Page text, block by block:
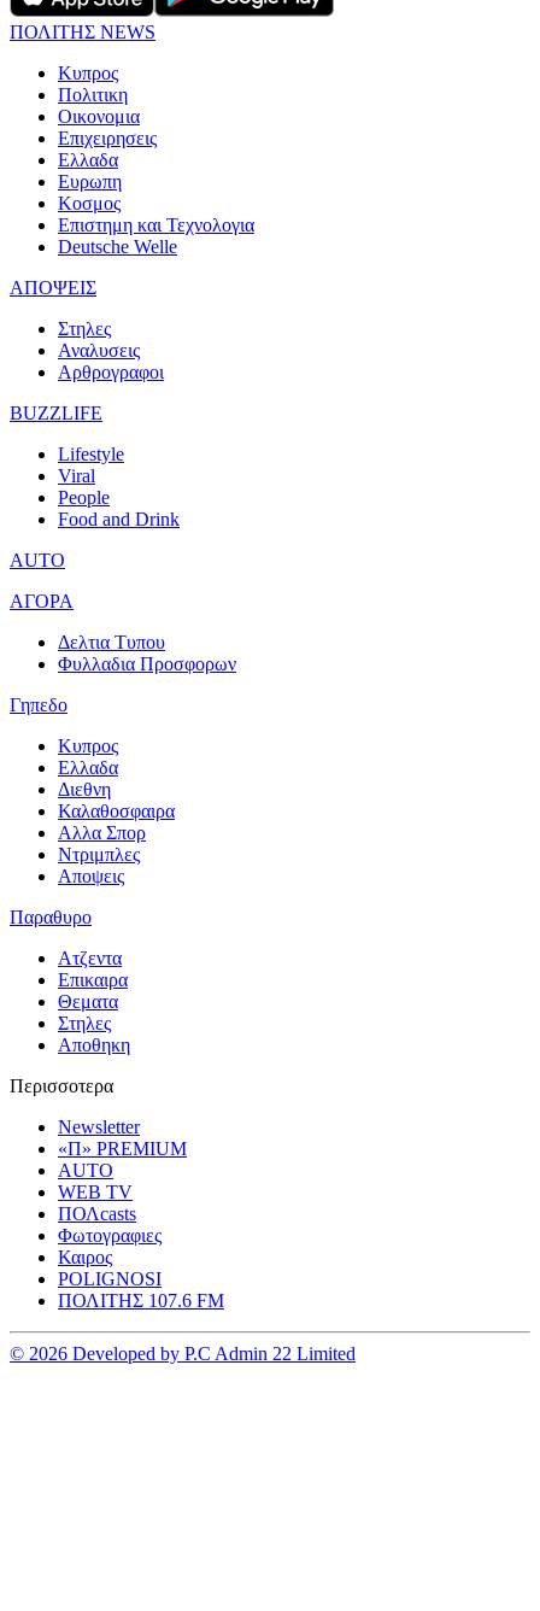
ΠΟΛΙΤΗΣ NEWS
Κυπρος
Πολιτικη
Οικονομια
Επιχειρησεις
Ελλαδα
Ευρωπη
Κοσμος
Επιστημη και Τεχνολογια
Deutsche Welle
ΑΠΟΨΕΙΣ
Στηλες
Αναλυσεις
Αρθρογραφοι
BUZZLIFE
Lifestyle
Viral
People
Food and Drink
AUTO
ΑΓΟΡΑ
Δελτια Τυπου
Φυλλαδια Προσφορων
Γηπεδο
Κυπρος
Ελλαδα
Διεθνη
Καλαθοσφαιρα
Αλλα Σπορ
Ντριμπλες
Αποψεις
Παραθυρο
Ατζεντα
Επικαιρα
Θεματα
Στηλες
Αποθηκη
Περισσοτερα
Newsletter
«Π» PREMIUM
AUTO
WEB TV
ΠΟΛcasts
Φωτογραφιες
Καιρος
POLIGNOSI
ΠΟΛΙΤΗΣ 107.6 FM
© 2026 Developed by P.C Admin 22 Limited